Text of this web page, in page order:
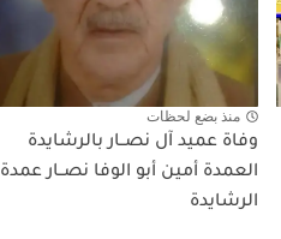
منذ بضع لحظات
وفاة عميد آل نصــار بالرشايدة
العمدة أمين أبو الوفا نصــار عمدة
الرشايدة